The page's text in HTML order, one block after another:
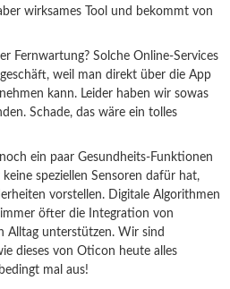
wirksames Tool und bekommt von
Fernwartung? Solche Online-Services
weil man direkt über die App
kann. Leider haben wir sowas
Schade, das wäre ein tolles
ein paar Gesundheits-Funktionen
speziellen Sensoren dafür hat,
vorstellen. Digitale Algorithmen
öfter die Integration von
Alltag unterstützen. Wir sind
dieses von Oticon heute alles
mal aus!